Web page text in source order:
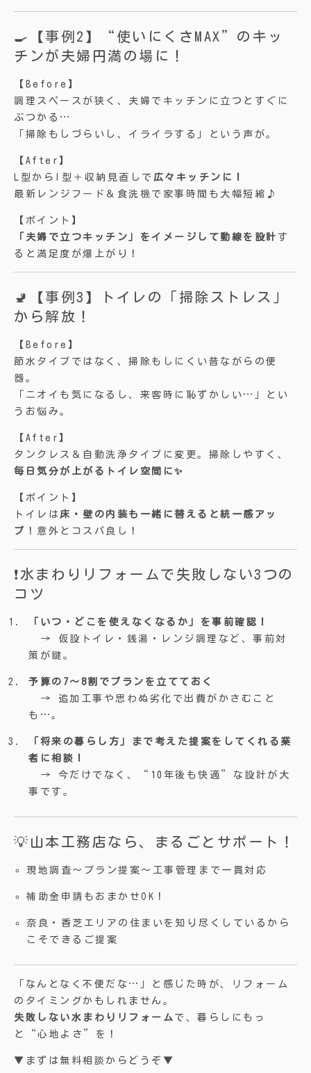
🍳【事例2】“使いにくさMAX”のキッ
チンが夫婦円満の場に！
【Before】
調理スペースが狭く、夫婦でキッチンに立つとすぐに
ぶつかる…
「掃除もしづらいし、イライラする」という声が。
【After】
L型からI型＋収納見直しで 広々キッチンに！
最新レンジフード＆食洗機で家事時間も大幅短縮♪
【ポイント】
「夫婦で立つキッチン」をイメージして動線を設計 す
ると満足度が爆上がり！
🚽【事例3】トイレの「掃除ストレス」
から解放！
【Before】
節水タイプではなく、掃除もしにくい昔ながらの便
器。
「ニオイも気になるし、来客時に恥ずかしい…」とい
うお悩み。
【After】
タンクレス＆自動洗浄タイプに変更。掃除しやすく、
毎日気分が上がるトイレ空間に✨
【ポイント】
トイレは 床・壁の内装も一緒に替えると統一感アッ
プ
！意外とコスパ良し！
❗水まわりリフォームで失敗しない3つの
コツ
「いつ・どこを使えなくなるか」を事前確認！
→ 仮設トイレ・銭湯・レンジ調理など、事前対
策が鍵。
予算の7〜8割でプランを立てておく
→ 追加工事や思わぬ劣化で出費がかさむこと
も…。
「将来の暮らし方」まで考えた提案をしてくれる業
者に相談！
→ 今だけでなく、“10年後も快適”な設計が大
事です。
💡山本工務店なら、まるごとサポート！
現地調査〜プラン提案〜工事管理まで一貫対応
補助金申請もおまかせOK！
奈良・香芝エリアの住まいを知り尽くしているから
こそできるご提案
「なんとなく不便だな…」と感じた時が、リフォーム
のタイミングかもしれません。
失敗しない水まわりリフォーム で、暮らしにもっ
と“心地よさ”を！
▼まずは無料相談からどうぞ▼